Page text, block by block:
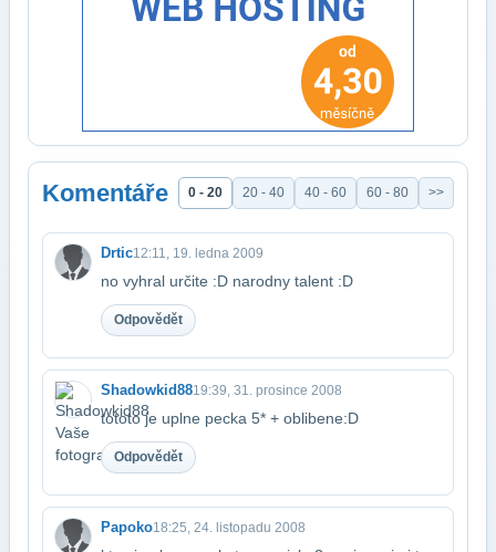
Komentáře 0 - 20 20 - 40 40 - 60 60 - 80 >>
Drtic12:11, 19. ledna 2009
no vyhral určite :D narodny talent :D
Odpovědět
Shadowkid8819:39, 31. prosince 2008
tototo je uplne pecka 5* + oblibene:D
Odpovědět
Papoko18:25, 24. listopadu 2008